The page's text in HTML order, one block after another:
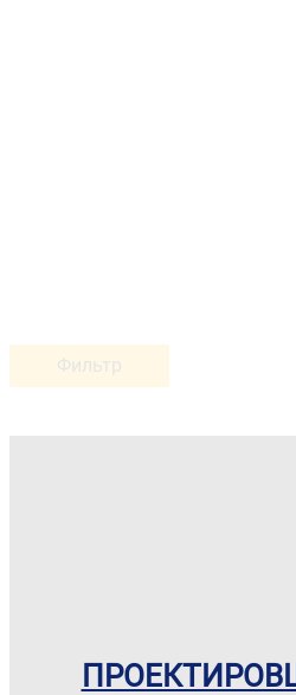
Фильтр